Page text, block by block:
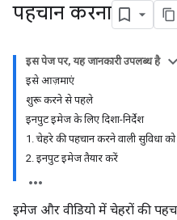
पहचान करना
इस पेज पर, यह जानकारी उपलब्ध है
इसे आज़माएं
शुरू करने से पहले
इनपुट इमेज के लिए दिशा-निर्देश
1. चेहरे की पहचान करने वाली सुविधा
2. इनपुट इमेज तैयार करें
इमेज और वीडियो में चेहरों की